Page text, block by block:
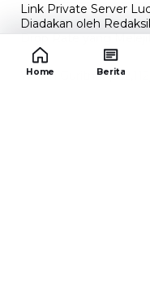
Link Private Server
Diadakan oleh
Drop Rate yang
10 Film Indonesia
Wulan Guritno! (352,112)
Home Berita